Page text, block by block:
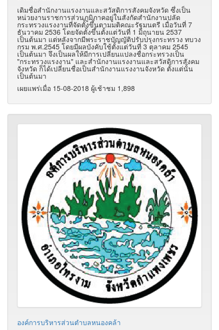
เดิมชื่อสำนักงานแรงงานและสวัสดิการสังคมจังหวัด ซึ่งเป็น
หน่วยงานราชการส่วนภูมิภาคอยู่ในสังกัดสำนักงานปลัด
กระทรวงแรงงานที่จัดตั้งขึ้นตามมติคณะรัฐมนตรี เมื่อวันที่ 7
ธันวาคม 2536 โดยจัดตั้งขึ้นตั้งแต่วันที่ 1 มิถุนายน 2537
เป็นต้นมา แต่หลังจากมีพระราชบัญญัติปรับปรุงกระทรวง ทบวง
กรม พ.ศ.2545 โดยมีผลบังคับใช้ตั้งแต่วันที่ 3 ตุลาคม 2545
เป็นต้นมา จึงเป็นผลให้มีการเปลี่ยนแปลงชื่อกระทรวงเป็น
"กระทรวงแรงงาน" และสำนักงานแรงงานและสวัสดิการสังคม
จังหวัด ก็ได้เปลี่ยนชื่อเป็นสำนักงานแรงงานจังหวัด ตั้งแต่นั้น
เป็นต้นมา
เผยแพร่เมื่อ 15-08-2018 ผู้เช้าชม 1,898
องค์การบริหารส่วนตำบลหนองคล้า